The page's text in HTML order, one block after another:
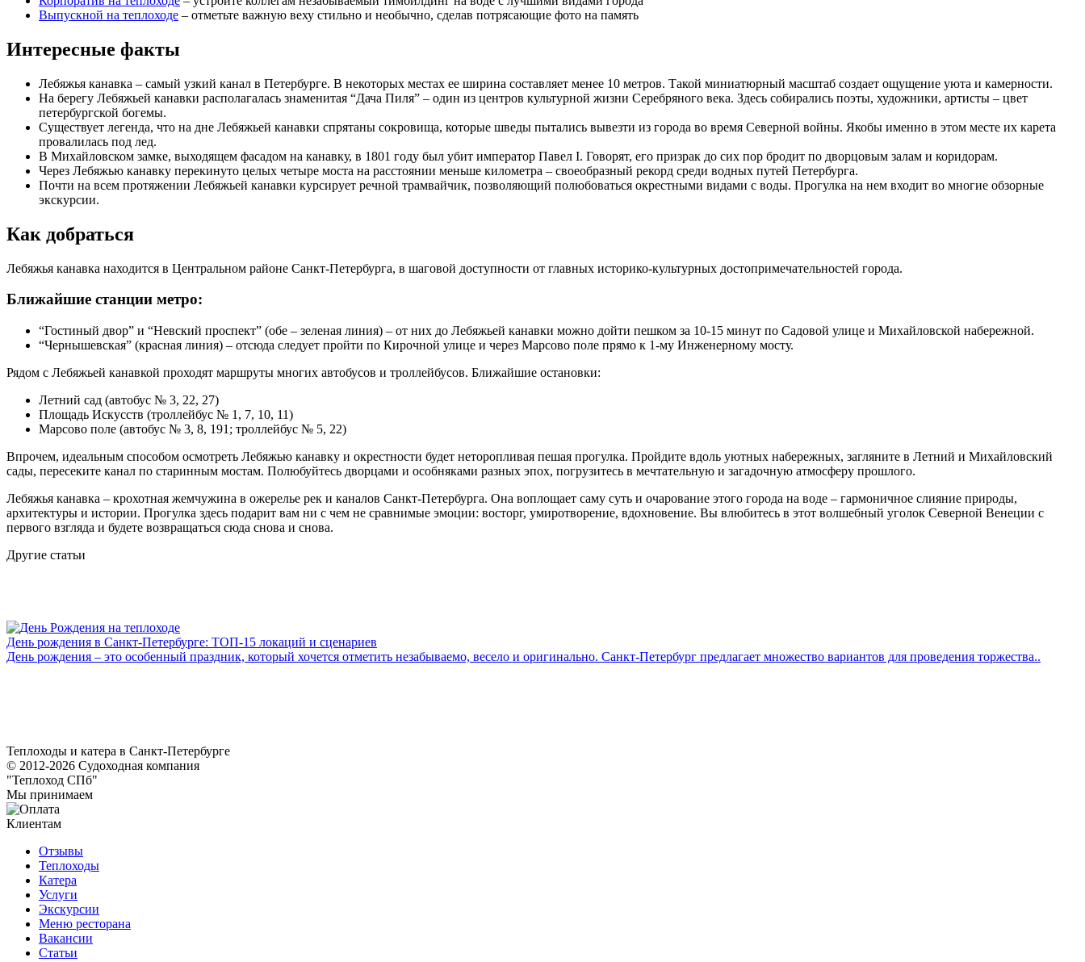
Выпускной на теплоходе – отметьте важную веху стильно и необычно, сделав потрясающие фото на память
Интересные факты
Лебяжья канавка – самый узкий канал в Петербурге. В некоторых местах ее ширина составляет менее 10 метров. Такой миниатюрный масштаб создает ощущение уюта и камерности.
На берегу Лебяжьей канавки располагалась знаменитая “Дача Пиля” – один из центров культурной жизни Серебряного века. Здесь собирались поэты, художники, артисты – цвет
петербургской богемы.
Существует легенда, что на дне Лебяжьей канавки спрятаны сокровища, которые шведы пытались вывезти из города во время Северной войны. Якобы именно в этом месте их карета
провалилась под лед.
В Михайловском замке, выходящем фасадом на канавку, в 1801 году был убит император Павел I. Говорят, его призрак до сих пор бродит по дворцовым залам и коридорам.
Через Лебяжью канавку перекинуто целых четыре моста на расстоянии меньше километра – своеобразный рекорд среди водных путей Петербурга.
Почти на всем протяжении Лебяжьей канавки курсирует речной трамвайчик, позволяющий полюбоваться окрестными видами с воды. Прогулка на нем входит во многие обзорные
экскурсии.
Как добраться
Лебяжья канавка находится в Центральном районе Санкт-Петербурга, в шаговой доступности от главных историко-культурных достопримечательностей города.
Ближайшие станции метро:
“Гостиный двор” и “Невский проспект” (обе – зеленая линия) – от них до Лебяжьей канавки можно дойти пешком за 10-15 минут по Садовой улице и Михайловской набережной.
“Чернышевская” (красная линия) – отсюда следует пройти по Кирочной улице и через Марсово поле прямо к 1-му Инженерному мосту.
Рядом с Лебяжьей канавкой проходят маршруты многих автобусов и троллейбусов. Ближайшие остановки:
Летний сад (автобус № 3, 22, 27)
Площадь Искусств (троллейбус № 1, 7, 10, 11)
Марсово поле (автобус № 3, 8, 191; троллейбус № 5, 22)
Впрочем, идеальным способом осмотреть Лебяжью канавку и окрестности будет неторопливая пешая прогулка. Пройдите вдоль уютных набережных, загляните в Летний и Михайловский
сады, пересеките канал по старинным мостам. Полюбуйтесь дворцами и особняками разных эпох, погрузитесь в мечтательную и загадочную атмосферу прошлого.
Лебяжья канавка – крохотная жемчужина в ожерелье рек и каналов Санкт-Петербурга. Она воплощает саму суть и очарование этого города на воде – гармоничное слияние природы,
архитектуры и истории. Прогулка здесь подарит вам ни с чем не сравнимые эмоции: восторг, умиротворение, вдохновение. Вы влюбитесь в этот волшебный уголок Северной Венеции с
первого взгляда и будете возвращаться сюда снова и снова.
Другие статьи
День рождения в Санкт-Петербурге: ТОП-15 локаций и сценариев
День рождения – это особенный праздник, который хочется отметить незабываемо, весело и оригинально. Санкт-Петербург предлагает множество вариантов для проведения торжества..
Теплоходы и катера в Санкт-Петербурге
© 2012-2026 Судоходная компания
"Теплоход СПб"
Мы принимаем
Клиентам
Отзывы
Теплоходы
Катера
Услуги
Экскурсии
Меню ресторана
Вакансии
Статьи